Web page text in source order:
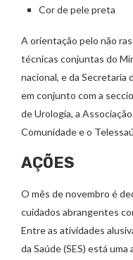
Cor de pele preta
A orientação pelo não
técnicas conjuntas do
nacional, e da Secretaria
em conjunto com a
de Urologia, a
Comunidade e o
AÇÕES
O mês de novembro é
cuidados abrangentes
Entre as atividades
da Saúde (SES) está